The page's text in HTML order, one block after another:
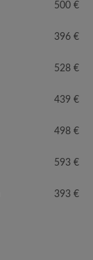
500 €
396 €
528 €
439 €
498 €
593 €
393 €